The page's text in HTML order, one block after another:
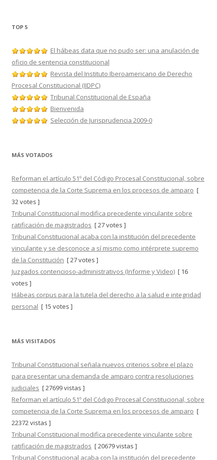
TOP 5
El hábeas data que no pudo ser: una anulación de
oficio de sentencia constitucional
Revista del Instituto Iberoamericano de Derecho
Procesal Constitucional (IIDPC)
Tribunal Constitucional de España
Bienvenida
Selección de Jurisprudencia 2009-0
MÁS VOTADOS
Reforman el artículo 51º del Código Procesal Constitucional, sobre
competencia de la Corte Suprema en los procesos de amparo [
32 votes ]
Tribunal Constitucional modifica precedente vinculante sobre
ratificación de magistrados [ 27 votes ]
Tribunal Constitucional acaba con la institución del precedente
vinculante y se desconoce a sí mismo como intérprete supremo
de la Constitución [ 27 votes ]
Juzgados contencioso-administrativos (Informe y Video) [ 16
votes ]
Hábeas corpus para la tutela del derecho a la salud e integridad
personal [ 15 votes ]
MÁS VISITADOS
Tribunal Constitucional señala nuevos criterios sobre el plazo
para presentar una demanda de amparo contra resoluciones
judiciales [ 27699 vistas ]
Reforman el artículo 51º del Código Procesal Constitucional, sobre
competencia de la Corte Suprema en los procesos de amparo [
22372 vistas ]
Tribunal Constitucional modifica precedente vinculante sobre
ratificación de magistrados [ 20679 vistas ]
Tribunal Constitucional acaba con la institución del precedente